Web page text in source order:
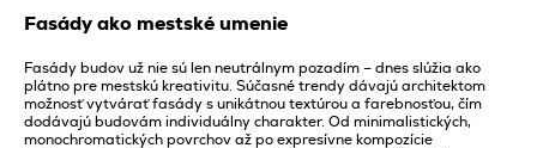
Fasády ako mestské umenie
Fasády budov už nie sú len neutrálnym pozadím – dnes slúžia ako
plátno pre mestskú kreativitu. Súčasné trendy dávajú architektom
možnosť vytvárať fasády s unikátnou textúrou a farebnosťou, čím
dodávajú budovám individuálny charakter. Od minimalistických,
monochromatických povrchov až po expresívne kompozície